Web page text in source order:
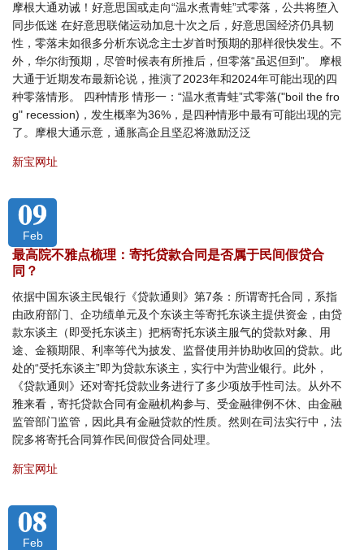
摩根大通劝诫！好意思国或走向“温水煮青蛙”式零落，公共将堕入
同步低迷 在好意思联储运动加息十次之后，好意思国经济仍具韧
性，零落未如很多分析东说念主士岁首时预期的那样很快发生。不
外，华尔街预期，尽管时候表有所推后，但零落“虽迟但到”。 摩根
大通于近期发布最新论说，推演了2023年和2024年可能出现的四
种零落情形。 四种情形 情形一：“温水煮青蛙”式零落("boil the fro
g" recession)，发生概率为36%，是四种情形中最有可能出现的完
了。摩根大通示意，通胀高企且坚忍将激励泛泛
新宝网址
09
Feb
最高院不雅点梳理：寄托贷款合同是否属于民间假贷合
同？
依据中国东谈主民银行《贷款通则》第7条：所谓寄托合同，系指
由政府部门、企功绩单元及个东谈主等寄托东谈主提供资金，由贷
款东谈主（即受托东谈主）把柄寄托东谈主服气的贷款对象、用
途、金额期限、利率等代为披发、监督使用并协助收回的贷款。此
处的“受托东谈主”即为贷款东谈主，实行中为营业银行。此外，
《贷款通则》还对寄托贷款业务进行了多少项放手性司法。从外不
雅来看，寄托贷款合同有金融机构参与、受金融律例不休、由金融
监管部门监管，因此具有金融贷款的性质。然则在司法实行中，法
院多将寄托合同算作民间假贷合同处理。
新宝网址
08
Feb